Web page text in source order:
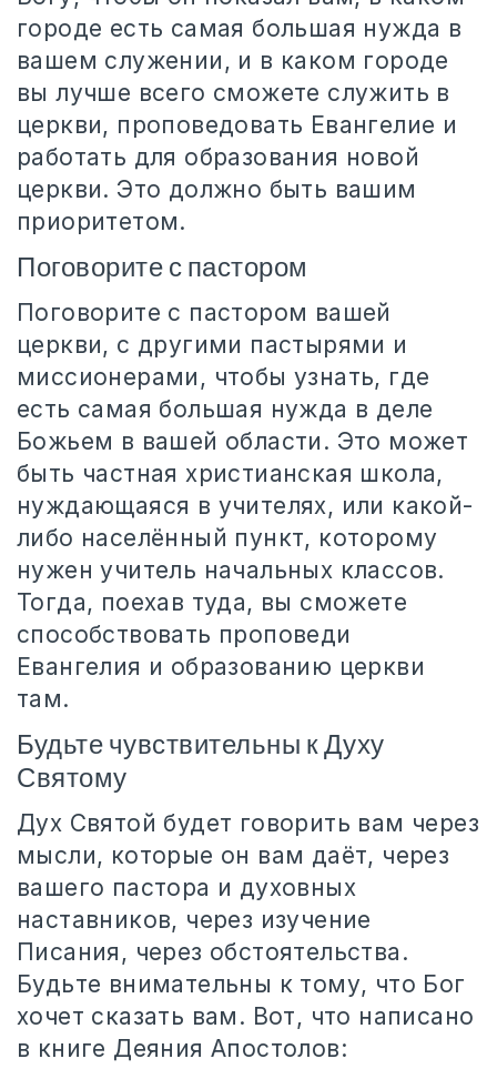
городе есть самая большая нужда в
вашем служении, и в каком городе
вы лучше всего сможете служить в
церкви, проповедовать Евангелие и
работать для образования новой
церкви. Это должно быть вашим
приоритетом.
Поговорите с пастором
Поговорите с пастором вашей
церкви, с другими пастырями и
миссионерами, чтобы узнать, где
есть самая большая нужда в деле
Божьем в вашей области. Это может
быть частная христианская школа,
нуждающаяся в учителях, или какой-
либо населённый пункт, которому
нужен учитель начальных классов.
Тогда, поехав туда, вы сможете
способствовать проповеди
Евангелия и образованию церкви
там.
Будьте чувствительны к Духу
Святому
Дух Святой будет говорить вам через
мысли, которые он вам даёт, через
вашего пастора и духовных
наставников, через изучение
Писания, через обстоятельства.
Будьте внимательны к тому, что Бог
хочет сказать вам. Вот, что написано
в книге Деяния Апостолов: